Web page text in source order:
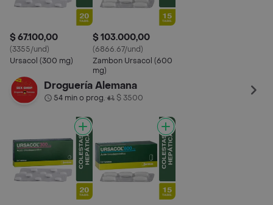
$ 67.100,00
(3355/und)
Ursacol (300 mg)
$ 103.000,00
(6866.67/und)
Zambon Ursacol (600
mg)
Droguería Alemana
54 min o prog.• $ 3500